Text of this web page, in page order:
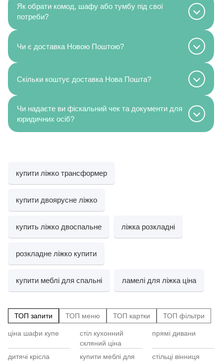
Як обрати комод, шафу або тумбу під свої
потреби?
Чи є доставка Новою Поштою?
Скільки коштує доставка Нова Пошта?
Чи надаєте ви фіскальний чек та документи для
юридичних осіб?
купити ліжко трансформер
купити двоярусне ліжко
купить ліжко двоспальне ліжка розкладні
розкладне ліжко купити
купити меблі для спальні ламелі для ліжка ціна
ТОП запити ТОП меню ТОП картки ТОП фільтри
ціна шафи купе
стіл кухонний
скляний ціна
прямі дивани
дитячі крісла
купити меблі для
стільці вінниця